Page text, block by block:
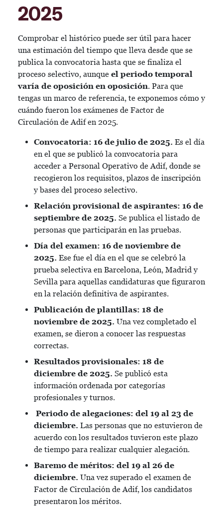
2025
Comprobar el histórico puede ser útil para hacer
una estimación del tiempo que lleva desde que se
publica la convocatoria hasta que se finaliza el
proceso selectivo, aunque el periodo temporal
varía de oposición en oposición. Para que
tengas un marco de referencia, te exponemos cómo y
cuándo fueron los exámenes de Factor de
Circulación de Adif en 2025.
Convocatoria: 16 de julio de 2025. Es el día
en el que se publicó la convocatoria para
acceder a Personal Operativo de Adif, donde se
recogieron los requisitos, plazos de inscripción
y bases del proceso selectivo.
Relación provisional de aspirantes: 16 de
septiembre de 2025. Se publica el listado de
personas que participarán en las pruebas.
Día del examen: 16 de noviembre de
2025. Ese fue el día en el que se celebró la
prueba selectiva en Barcelona, León, Madrid y
Sevilla para aquellas candidaturas que figuraron
en la relación definitiva de aspirantes.
Publicación de plantillas: 18 de
noviembre de 2025. Una vez completado el
examen, se dieron a conocer las respuestas
correctas.
Resultados provisionales: 18 de
diciembre de 2025. Se publicó esta
información ordenada por categorías
profesionales y turnos.
Periodo de alegaciones: del 19 al 23 de
diciembre. Las personas que no estuvieron de
acuerdo con los resultados tuvieron este plazo
de tiempo para realizar cualquier alegación.
Baremo de méritos: del 19 al 26 de
diciembre. Una vez superado el examen de
Factor de Circulación de Adif, los candidatos
presentaron los méritos.